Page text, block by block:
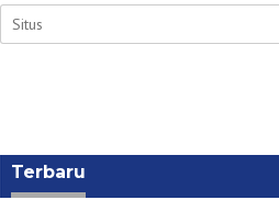
Terbaru